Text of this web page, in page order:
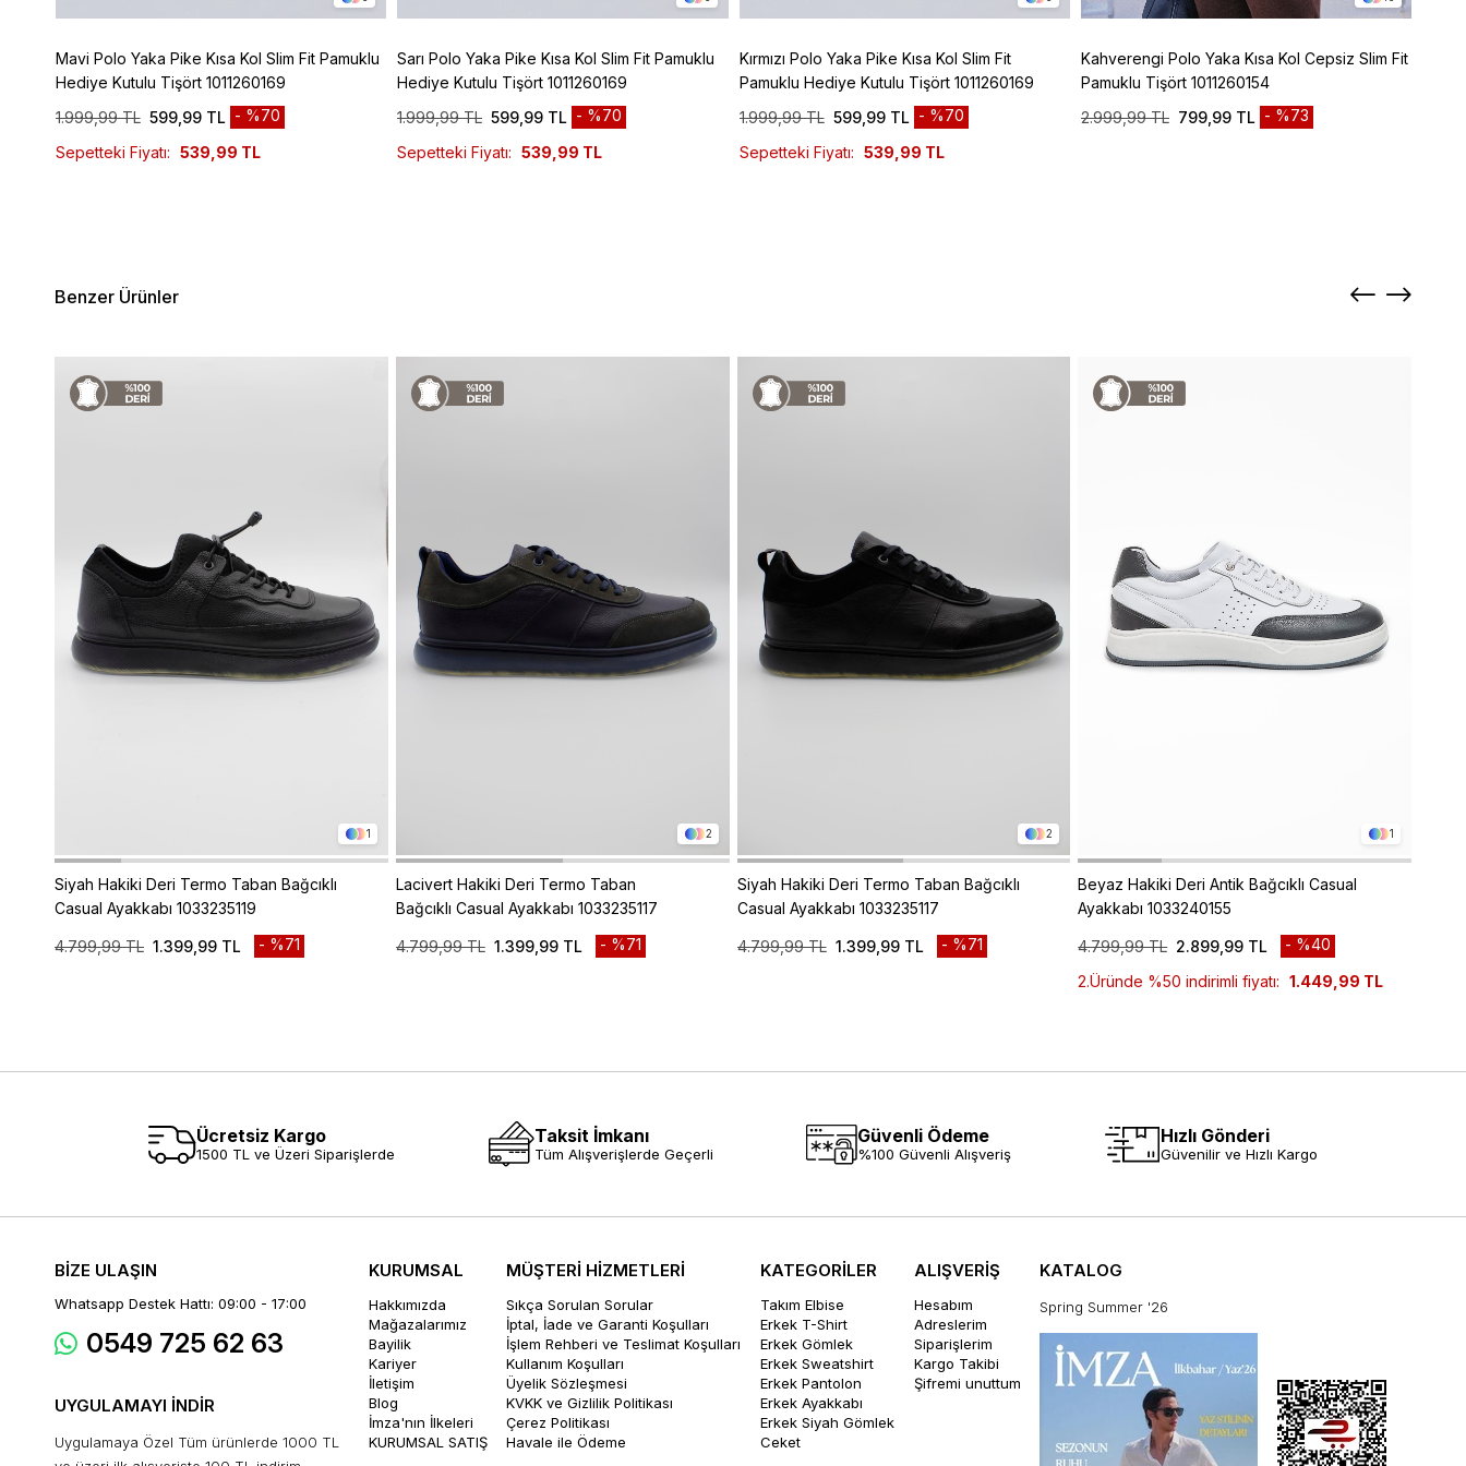
Mavi Polo Yaka Pike Kısa Kol Slim Fit Pamuklu
Hediye Kutulu Tişört 1011260169
1.999,99 TL 599,99 TL
%70
Sepetteki Fiyatı: 539,99 TL
Sarı Polo Yaka Pike Kısa Kol Slim Fit Pamuklu
Hediye Kutulu Tişört 1011260169
1.999,99 TL 599,99 TL
%70
Sepetteki Fiyatı: 539,99 TL
Kırmızı Polo Yaka Pike Kısa Kol Slim Fit
Pamuklu Hediye Kutulu Tişört 1011260169
1.999,99 TL 599,99 TL
%70
Sepetteki Fiyatı: 539,99 TL
Kahverengi Polo Yaka Kısa Kol Cepsiz Slim Fit
Pamuklu Tişört 1011260154
2.999,99 TL 799,99 TL %73
Benzer Ürünler
1
Siyah Hakiki Deri Termo Taban Bağcıklı
Casual Ayakkabı 1033235119
1.399,99 TL
4.799,99 TL %71
2
Lacivert Hakiki Deri Termo Taban
Bağcıklı Casual Ayakkabı 1033235117
1.399,99 TL
4.799,99 TL %71
2
Siyah Hakiki Deri Termo Taban Bağcıklı
Casual Ayakkabı 1033235117
1.399,99 TL
4.799,99 TL %71
1
Beyaz Hakiki Deri Antik Bağcıklı Casual
Ayakkabı 1033240155
2.899,99 TL
4.799,99 TL
%40
2.Üründe %50 indirimli fiyatı:
1.449,99 TL
Ücretsiz Kargo
1500 TL ve Üzeri Siparişlerde
Taksit İmkanı
Tüm Alışverişlerde Geçerli
Güvenli Ödeme
%100 Güvenli Alışveriş
Hızlı Gönderi
Güvenilir ve Hızlı Kargo
BİZE ULAŞIN
Whatsapp Destek Hattı: 09:00 - 17:00
0549 725 62 63
UYGULAMAYI İNDİR
Uygulamaya Özel Tüm ürünlerde 1000 TL
KURUMSAL
Hakkımızda
Mağazalarımız
Bayilik
Kariyer
İletişim
Blog
İmza'nın İlkeleri
KURUMSAL SATIŞ
MÜŞTERİ HİZMETLERİ
Sıkça Sorulan Sorular
İptal, İade ve Garanti Koşulları
İşlem Rehberi ve Teslimat Koşulları
Kullanım Koşulları
Üyelik Sözleşmesi
KVKK ve Gizlilik Politikası
Çerez Politikası
Havale ile Ödeme
KATEGORİLER
Takım Elbise
Erkek T-Shirt
Erkek Gömlek
Erkek Sweatshirt
Erkek Pantolon
Erkek Ayakkabı
Erkek Siyah Gömlek
Ceket
ALIŞVERİŞ
Hesabım
Adreslerim
Siparişlerim
Kargo Takibi
Şifremi unuttum
KATALOG
Spring Summer '26